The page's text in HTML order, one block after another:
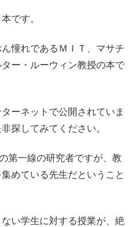
です。
憧れであるＭＩＴ、マサチ
ー・ルーウィン教授の本で
ーネットで公開されていま
探してみてください。
第一線の研究者ですが、教
めている先生だということ
い学生に対する授業が、絶